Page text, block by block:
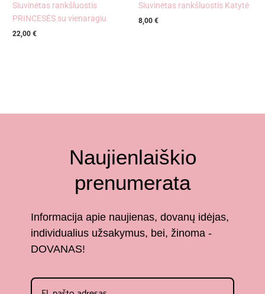
Siuvinėtas rankšluostis
PRINCESĖS su vienaragiu
22,00€
Siuvinėtas rankšluostis Katytė
8,00 €
Naujienlaiškio
prenumerata
Informacija apie naujienas, dovanų idėjas,
individualius užsakymus, bei, žinoma -
DOVANAS!